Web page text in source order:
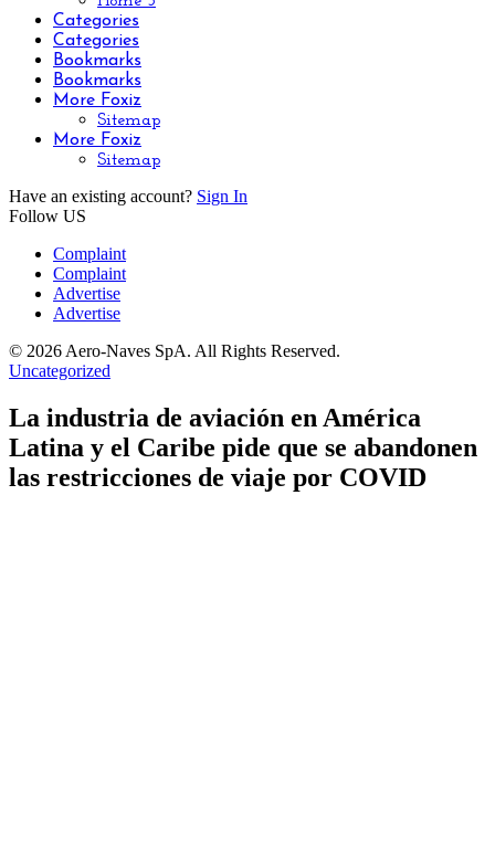
Categories
Categories
Bookmarks
Bookmarks
More Foxiz
Sitemap
More Foxiz
Sitemap
Have an existing account? Sign In
Follow US
Complaint
Complaint
Advertise
Advertise
© 2026 Aero-Naves SpA. All Rights Reserved.
Uncategorized
La industria de aviación en América
Latina y el Caribe pide que se abandonen
las restricciones de viaje por COVID